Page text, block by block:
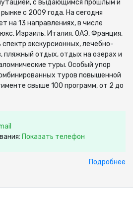
с выдающимся прошлым и
с 2009 года. На сегодня
на 13 направлениях, в числе
Израиль, Италия, ОАЭ, Франция,
спектр экскурсионных, лечебно-
пляжный отдых, отдых на озерах и
туры. Особый упор
туров повышенной
свыше 100 программ, от 2 до
Показать телефон
Подробнее